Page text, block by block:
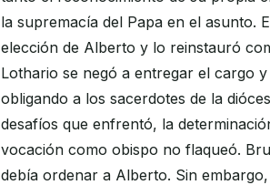
la supremacía del Papa en el asunto.
elección de Alberto y lo reinstauró
Lothario se negó a entregar el cargo
obligando a los sacerdotes de la
desafíos que enfrentó, la
vocación como obispo no flaqueó.
debía ordenar a Alberto. Sin